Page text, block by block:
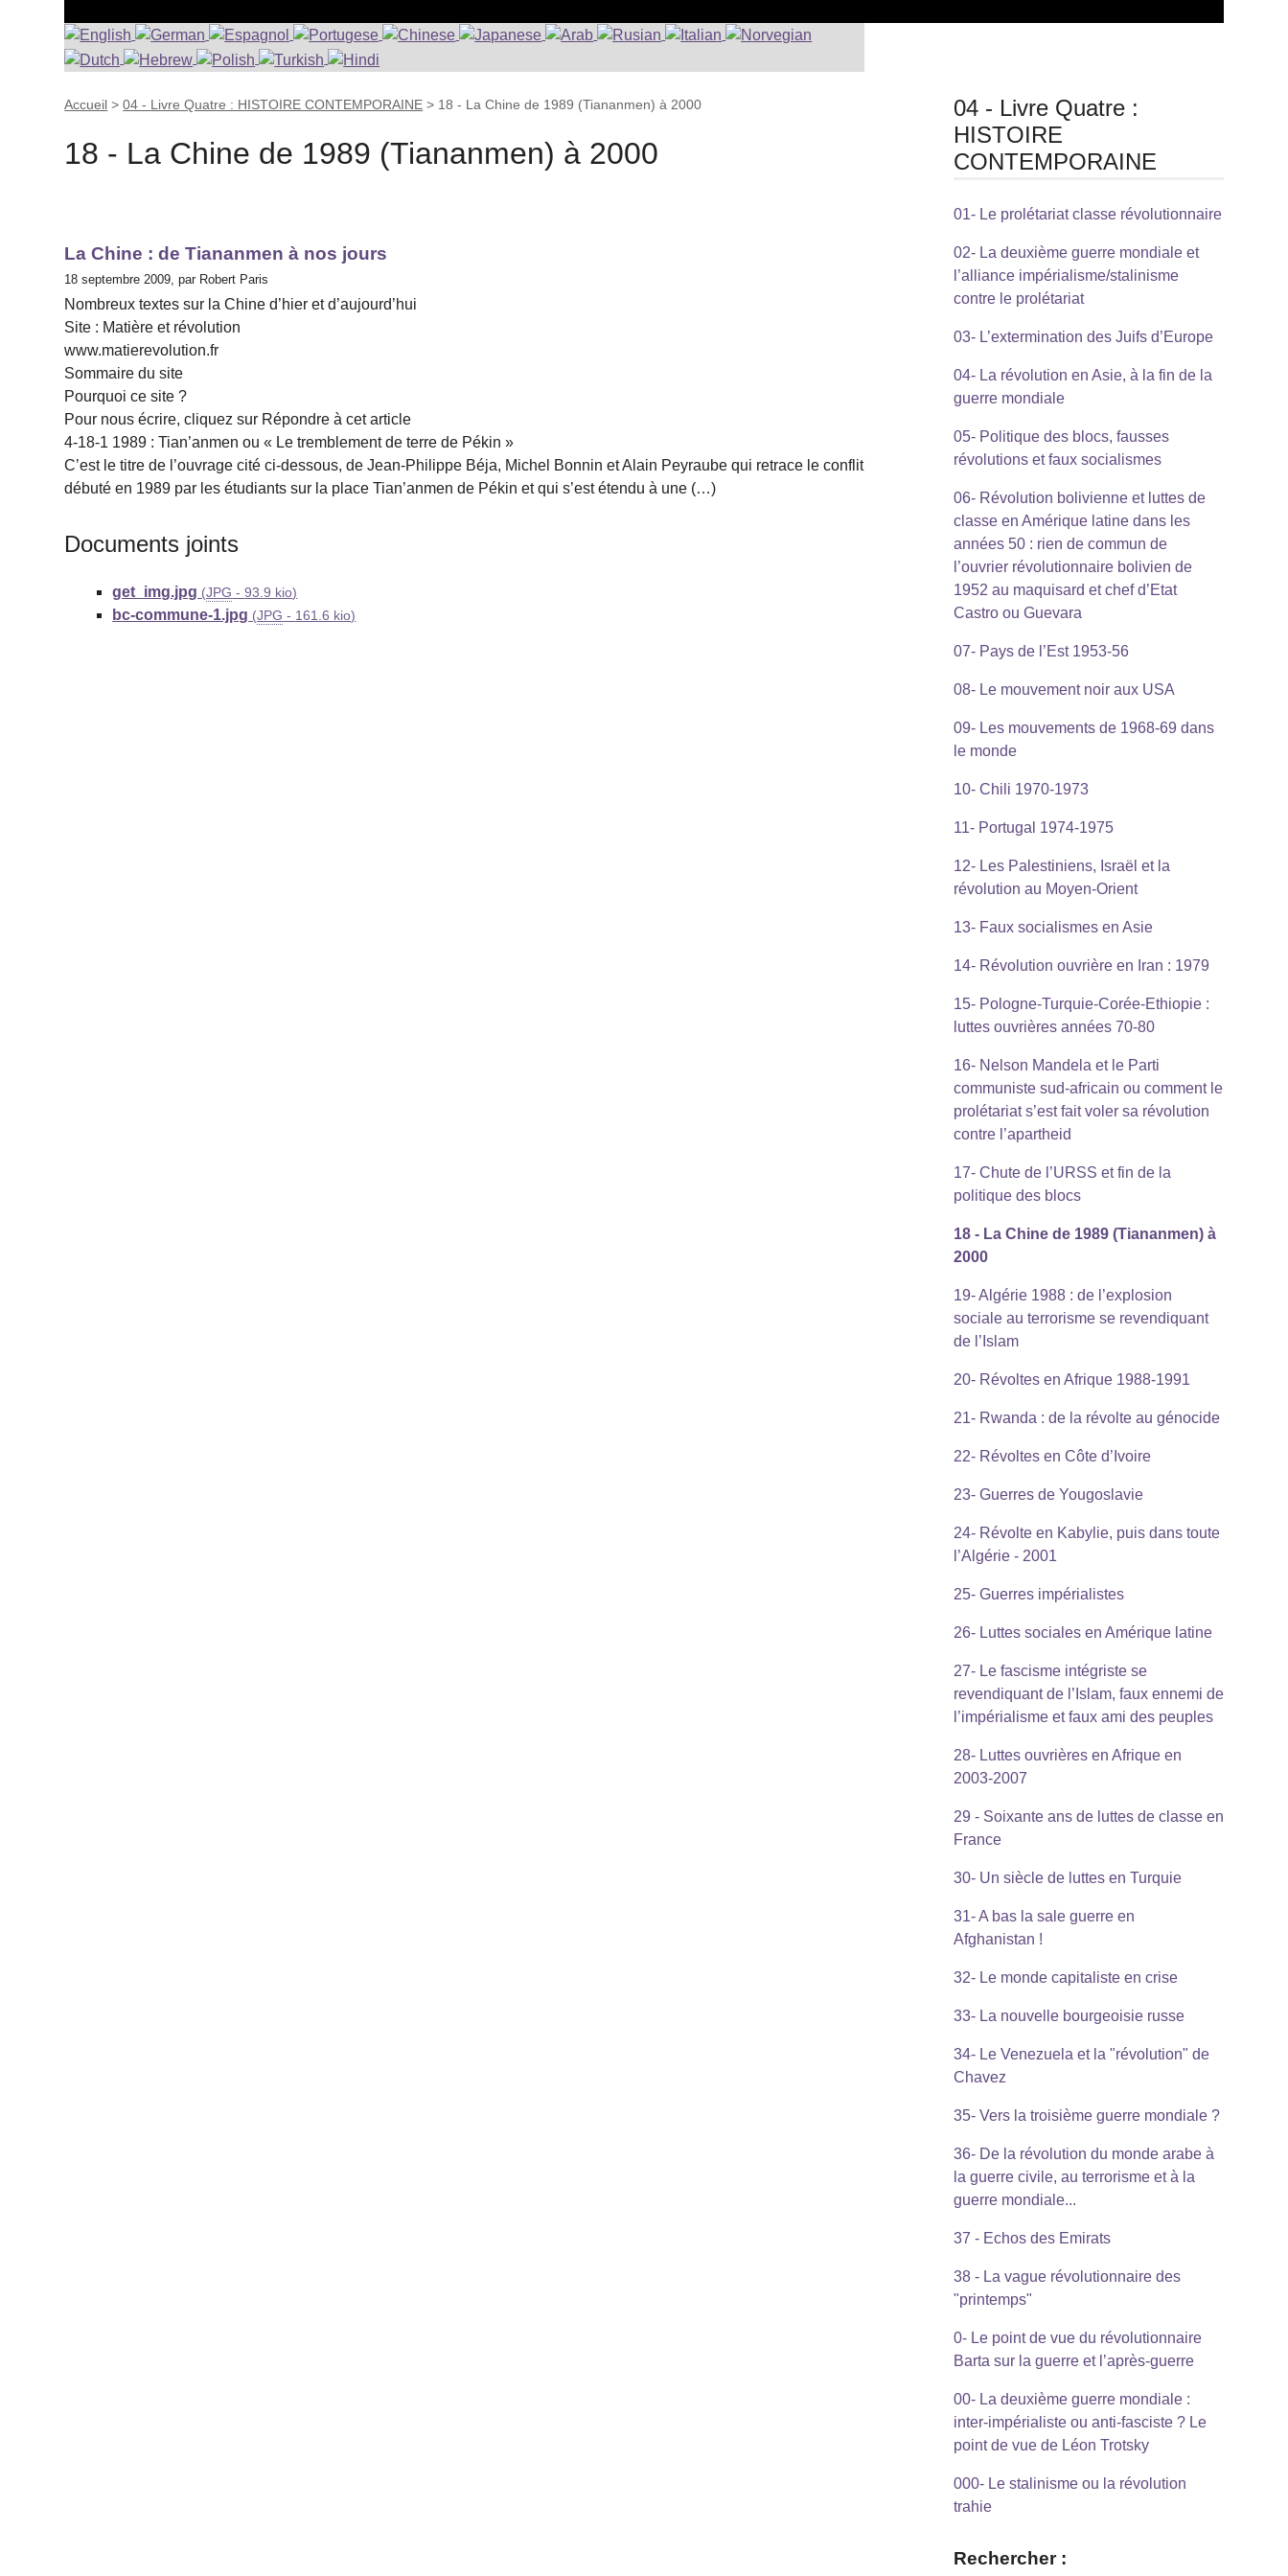
Accueil >04 - Livre Quatre : HISTOIRE CONTEMPORAINE > 18 - La Chine de 1989 (Tiananmen) à 2000
18 - La Chine de 1989 (Tiananmen) à 2000
La Chine : de Tiananmen à nos jours
18 septembre 2009, par Robert Paris
Nombreux textes sur la Chine d’hier et d’aujourd’hui
Site : Matière et révolution
www.matierevolution.fr
Sommaire du site
Pourquoi ce site ?
Pour nous écrire, cliquez sur Répondre à cet article
4-18-1 1989 : Tian’anmen ou « Le tremblement de terre de Pékin »
C’est le titre de l’ouvrage cité ci-dessous, de Jean-Philippe Béja, Michel Bonnin et Alain Peyraube qui retrace le conflit
débuté en 1989 par les étudiants sur la place Tian’anmen de Pékin et qui s’est étendu à une (…)
Documents joints
get_img.jpg (JPG -93.9 kio)
bc-commune-1.jpg (JPG - 161.6 kio)
04 - Livre Quatre :
HISTOIRE
CONTEMPORAINE
01- Le prolétariat classe révolutionnaire
02- La deuxième guerre mondiale et
l’alliance impérialisme/stalinisme
contre le prolétariat
03- L’extermination des Juifs d’Europe
04- La révolution en Asie, à la fin de la
guerre mondiale
05- Politique des blocs, fausses
révolutions et faux socialismes
06- Révolution bolivienne et luttes de
classe en Amérique latine dans les
années 50 : rien de commun de
l’ouvrier révolutionnaire bolivien de
1952 au maquisard et chef d’Etat
Castro ou Guevara
07- Pays de l’Est 1953-56
08- Le mouvement noir aux USA
09- Les mouvements de 1968-69 dans
le monde
10- Chili 1970-1973
11- Portugal 1974-1975
12- Les Palestiniens, Israël et la
révolution au Moyen-Orient
13- Faux socialismes en Asie
14- Révolution ouvrière en Iran : 1979
15- Pologne-Turquie-Corée-Ethiopie :
luttes ouvrières années 70-80
16- Nelson Mandela et le Parti
communiste sud-africain ou comment le
prolétariat s’est fait voler sa révolution
contre l’apartheid
17- Chute de l’URSS et fin de la
politique des blocs
18 - La Chine de 1989 (Tiananmen) à
2000
19- Algérie 1988 : de l’explosion
sociale au terrorisme se revendiquant
de l’Islam
20- Révoltes en Afrique 1988-1991
21- Rwanda : de la révolte au génocide
22- Révoltes en Côte d’Ivoire
23- Guerres de Yougoslavie
24- Révolte en Kabylie, puis dans toute
l’Algérie - 2001
25- Guerres impérialistes
26- Luttes sociales en Amérique latine
27- Le fascisme intégriste se
revendiquant de l’Islam, faux ennemi de
l’impérialisme et faux ami des peuples
28- Luttes ouvrières en Afrique en
2003-2007
29 - Soixante ans de luttes de classe en
France
30- Un siècle de luttes en Turquie
31- A bas la sale guerre en
Afghanistan !
32- Le monde capitaliste en crise
33- La nouvelle bourgeoisie russe
34- Le Venezuela et la "révolution" de
Chavez
35- Vers la troisième guerre mondiale ?
36- De la révolution du monde arabe à
la guerre civile, au terrorisme et à la
guerre mondiale...
37 - Echos des Emirats
38 - La vague révolutionnaire des
"printemps"
0- Le point de vue du révolutionnaire
Barta sur la guerre et l’après-guerre
00- La deuxième guerre mondiale :
inter-impérialiste ou anti-fasciste ? Le
point de vue de Léon Trotsky
000- Le stalinisme ou la révolution
trahie
Rechercher :